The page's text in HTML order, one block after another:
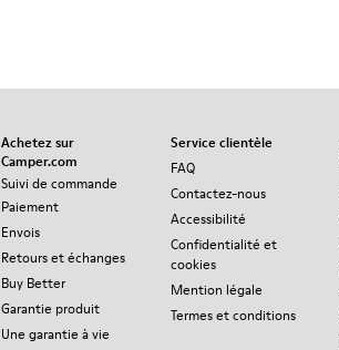
Achetez sur
Camper.com
Suivi de commande
Paiement
Envois
Retours et échanges
Buy Better
Garantie produit
Une garantie à vie
Service clientèle
FAQ
Contactez-nous
Accessibilité
Confidentialité et
cookies
Mention légale
Termes et conditions